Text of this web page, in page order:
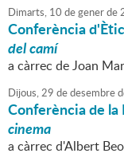
Dimarts, 10 degenerde
Conferència
del camí
a càrrec de Joan
Dijous,29 dedesembre
Conferència de
cinema
a càrrec d'Albert